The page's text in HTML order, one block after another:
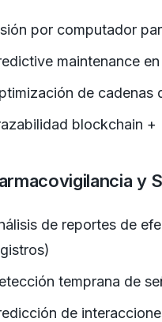
por computador
maintenance
de cadenas
blockchain
y
de reportes de
temprana de
de